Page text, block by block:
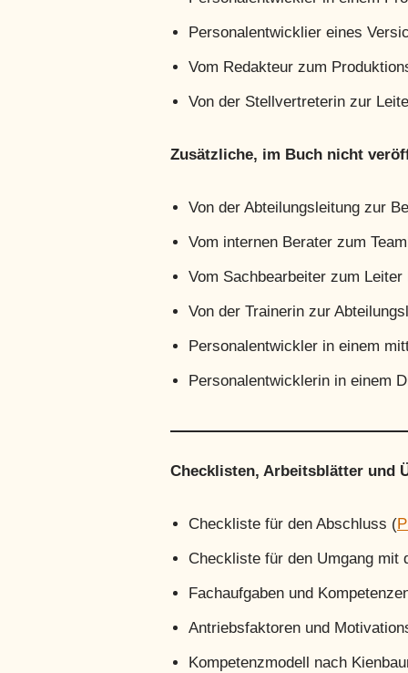
Personalentwicklier eines
Vom Redakteur zum
Von der Stellvertreterin zur
Zusätzliche, im Buch nicht
Von der Abteilungsleitung zur
Vom internen Berater zum
Vom Sachbearbeiter zum
Von der Trainerin zur
Personalentwickler in einem
Personalentwicklerin in einem
Checklisten, Arbeitsblätter und
Checkliste für den Abschluss (
Checkliste für den Umgang mit
Fachaufgaben und
Antriebsfaktoren und
Kompetenzmodell nach